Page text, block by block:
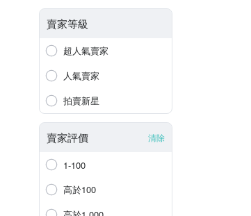
賣家等級
超人氣賣家
人氣賣家
拍賣新星
賣家評價 清除
1-100
高於100